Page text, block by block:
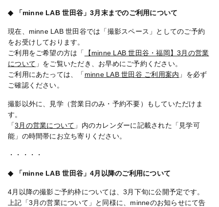
◆ 「minne LAB 世田谷」3月末までのご利用について
現在、minne LAB 世田谷では「撮影スペース」としてのご予約
をお受けしております。
ご利用をご希望の方は「
【minne LAB 世田谷・福岡】3月の営業
について 」をご覧いただき、お早めにご予約ください。
ご利用にあたっては、「 minne LAB 世田谷 ご利用案内 」を必ず
ご確認ください。
撮影以外に、見学（営業日のみ・予約不要）もしていただけま
す。
「3月の営業について 」内のカレンダーに記載された「見学可
能」の時間帯にお立ち寄りください。
・・・・・
◆ 「minne LAB 世田谷」4月以降のご利用について
4月以降の撮影ご予約枠については、3月下旬に公開予定です。
上記「3月の営業について」と同様に、minneのお知らせにて告